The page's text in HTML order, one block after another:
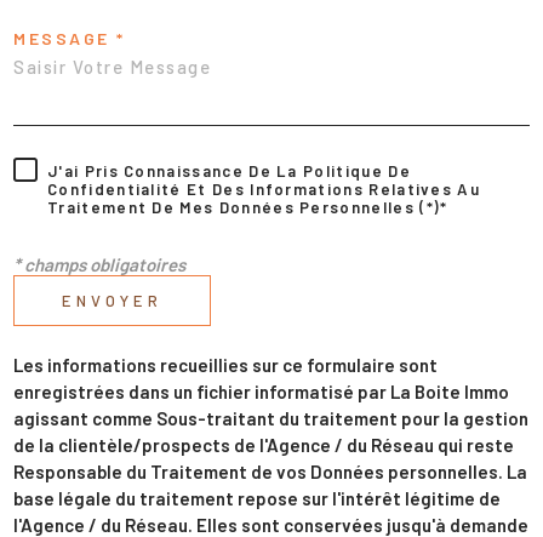
MESSAGE *
J'ai Pris Connaissance De La Politique De
Confidentialité Et Des Informations Relatives Au
Traitement De Mes Données Personnelles (*)*
* champs obligatoires
ENVOYER
Les informations recueillies sur ce formulaire sont
enregistrées dans un fichier informatisé par La Boite Immo
agissant comme Sous-traitant du traitement pour la gestion
de la clientèle/prospects de l'Agence / du Réseau qui reste
Responsable du Traitement de vos Données personnelles. La
base légale du traitement repose sur l'intérêt légitime de
l'Agence / du Réseau. Elles sont conservées jusqu'à demande